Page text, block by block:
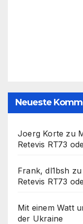
Neueste
Joerg Korte zu
Retevis RT73
Frank, dl1bsh zu
Retevis RT73
Mit einem Watt
der Ukraine